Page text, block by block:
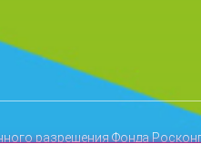
разрешения Фонда